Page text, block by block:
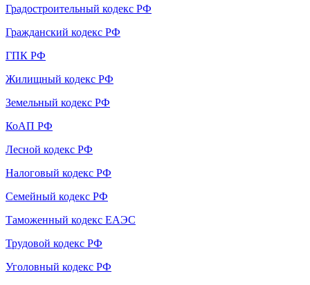
Градостроительный кодекс РФ
Гражданский кодекс РФ
ГПК РФ
Жилищный кодекс РФ
Земельный кодекс РФ
КоАП РФ
Лесной кодекс РФ
Налоговый кодекс РФ
Семейный кодекс РФ
Таможенный кодекс ЕАЭС
Трудовой кодекс РФ
Уголовный кодекс РФ